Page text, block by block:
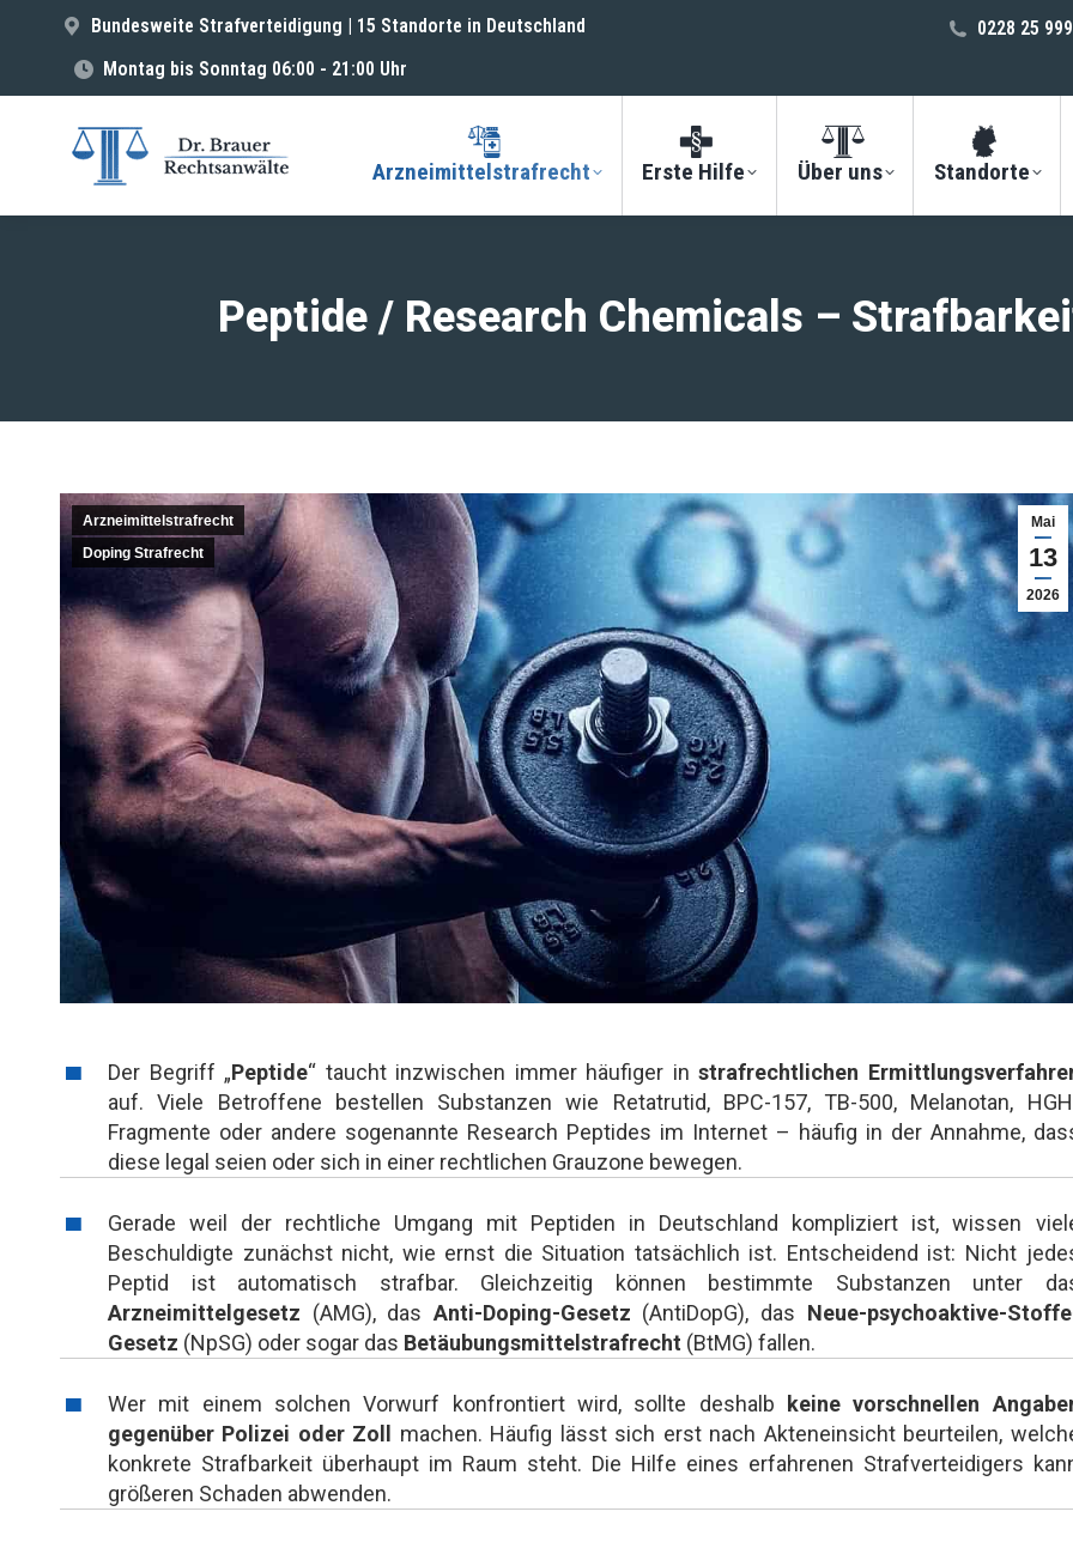
Bundesweite Strafverteidigung | 15 Standorte in Deutschland
Montag bis Sonntag 06:00 - 21:00 Uhr
0228 25
Arzneimittelstrafrecht Erste Hilfe Über uns Standorte
Peptide / Research Chemicals –
Mai
13
2026
Arzneimittelstrafrecht
Doping Strafrecht
Der Begriff „Peptide“ taucht inzwischen immer häufiger in strafrechtlichen
auf. Viele Betroffene bestellen Substanzen wie Retatrutid, BPC-157, TB-500, Melanotan,
Fragmente oder andere sogenannte Research Peptides im Internet – häufig in der Annahme,
diese legal seien oder sich in einer rechtlichen Grauzone bewegen.
Gerade weil der rechtliche Umgang mit Peptiden in Deutschland kompliziert ist, wissen
Beschuldigte zunächst nicht, wie ernst die Situation tatsächlich ist. Entscheidend ist: Nicht
Peptid ist automatisch strafbar. Gleichzeitig können bestimmte Substanzen unter
Arzneimittelgesetz (AMG), das Anti-Doping-Gesetz (AntiDopG), das Neue-psychoaktive-
Gesetz (NpSG) oder sogar das Betäubungsmittelstrafrecht (BtMG) fallen.
Wer mit einem solchen Vorwurf konfrontiert wird, sollte deshalb keine vorschnellen
gegenüber Polizei oder Zoll machen. Häufig lässt sich erst nach Akteneinsicht beurteilen,
konkrete Strafbarkeit überhaupt im Raum steht. Die Hilfe eines erfahrenen Strafverteidigers
größeren Schaden abwenden.